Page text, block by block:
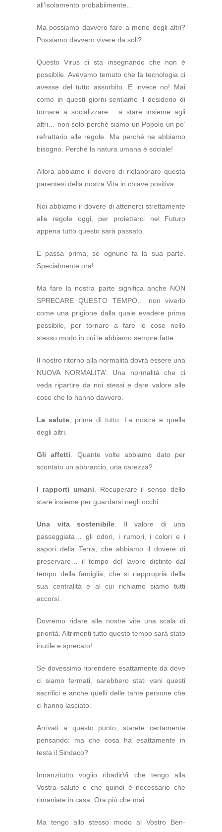
all’isolamento probabilmente…
Ma possiamo davvero fare a meno degli altri?
Possiamo davvero vivere da soli?
Questo Virus ci sta insegnando che non è
possibile. Avevamo temuto che la tecnologia ci
avesse del tutto assorbito. E invece no! Mai
come in questi giorni sentiamo il desiderio di
tornare a socializzare… a stare insieme agli
altri… non solo perché siamo un Popolo un po’
refrattario alle regole. Ma perché ne abbiamo
bisogno. Perché la natura umana è sociale!
Allora abbiamo il dovere di rielaborare questa
parentesi della nostra Vita in chiave positiva.
Noi abbiamo il dovere di attenerci strettamente
alle regole oggi, per proiettarci nel Futuro
appena tutto questo sarà passato.
E passa prima, se ognuno fa la sua parte.
Specialmente ora!
Ma fare la nostra parte significa anche NON
SPRECARE QUESTO TEMPO… non viverlo
come una prigione dalla quale evadere prima
possibile, per tornare a fare le cose nello
stesso modo in cui le abbiamo sempre fatte.
Il nostro ritorno alla normalità dovrà essere una
NUOVA NORMALITA’. Una normalità che ci
veda ripartire da noi stessi e dare valore alle
cose che lo hanno davvero.
La salute , prima di tutto. La nostra e quella
degli altri.
Gli affetti . Quante volte abbiamo dato per
scontato un abbraccio, una carezza?
I rapporti umani . Recuperare il senso dello
stare insieme per guardarsi negli occhi…
Una vita sostenibile . Il valore di una
passeggiata… gli odori, i rumori, i colori e i
sapori della Terra, che abbiamo il dovere di
preservare… il tempo del lavoro distinto dal
tempo della famiglia, che si riappropria della
sua centralità e al cui richiamo siamo tutti
accorsi.
Dovremo ridare alle nostre vite una scala di
priorità. Altrimenti tutto questo tempo sarà stato
inutile e sprecato!
Se dovessimo riprendere esattamente da dove
ci siamo fermati, sarebbero stati vani questi
sacrifici e anche quelli delle tante persone che
ci hanno lasciato.
Arrivati a questo punto, starete certamente
pensando: ma che cosa ha esattamente in
testa il Sindaco?
Innanzitutto voglio ribadirVi che tengo alla
Vostra salute e che quindi è necessario che
rimaniate in casa. Ora più che mai.
Ma tengo allo stesso modo al Vostro Ben-